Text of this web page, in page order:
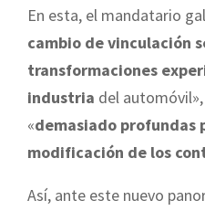
En esta, el mandatario
cambio de vinculación
transformaciones
industria del
«demasiado profundas
modificación de los
Así, ante este nuevo